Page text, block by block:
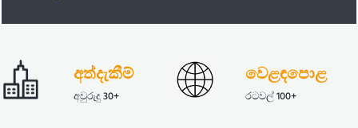
අත්දැකීම්
අවුරුදු 30+
වෙළඳපොළ
රටවල් 100+